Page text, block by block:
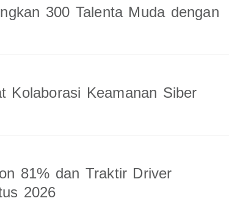
300 Talenta Muda dengan
Kolaborasi Keamanan Siber
81% dan Traktir Driver
2026